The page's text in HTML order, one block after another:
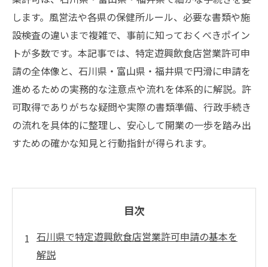
します。風営法や各県の保健所ルール、必要な書類や施
設検査の違いまで複雑で、事前に知っておくべきポイン
トが多数です。本記事では、特定遊興飲食店営業許可申
請の全体像と、石川県・富山県・福井県で円滑に申請を
進めるための実務的な注意点や流れを体系的に解説。許
可取得でありがちな疑問や実際の書類準備、行政手続き
の流れを具体的に整理し、安心して開業の一歩を踏み出
すための確かな知見と行動指針が得られます。
目次
石川県で特定遊興飲食店営業許可申請の基本を
解説